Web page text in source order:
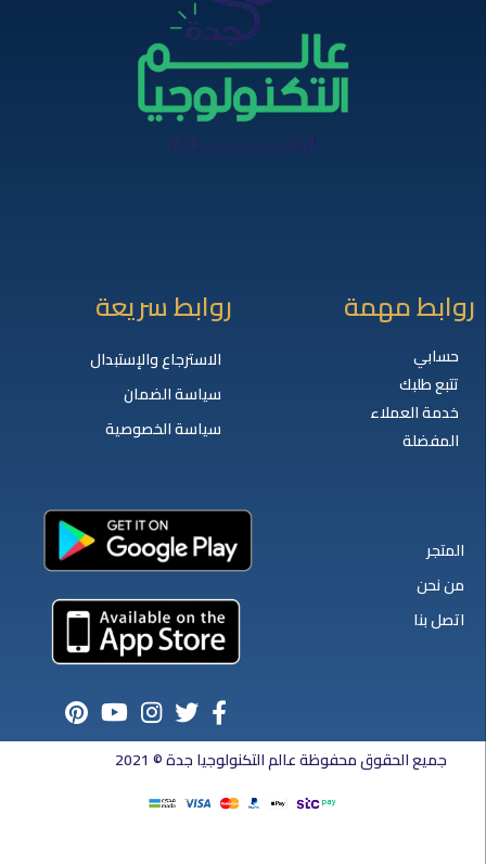
روابط مهمة
حسابي
تتبع طلبك
خدمة العملاء
المفضلة
روابط سريعة
الاسترجاع والإستبدال
سياسة الضمان
سياسة الخصوصية
المتجر
من نحن
اتصل بنا
جميع الحقوق محفوظة عالم التكنولوجيا جدة © 2021